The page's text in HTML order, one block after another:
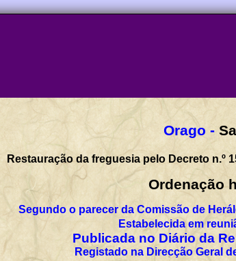
Orago -
Restauração da freguesia pelo Decreto n.º
Ordenação
Segundo o parecer da Comissão de
Estabelecida em
Publicada no Diário da
Registado na Direcção Geral